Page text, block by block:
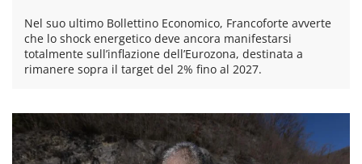
Nel suo ultimo Bollettino Economico, Francoforte avverte
che lo shock energetico deve ancora manifestarsi
totalmente sull’inflazione dell’Eurozona, destinata a
rimanere sopra il target del 2% fino al 2027.